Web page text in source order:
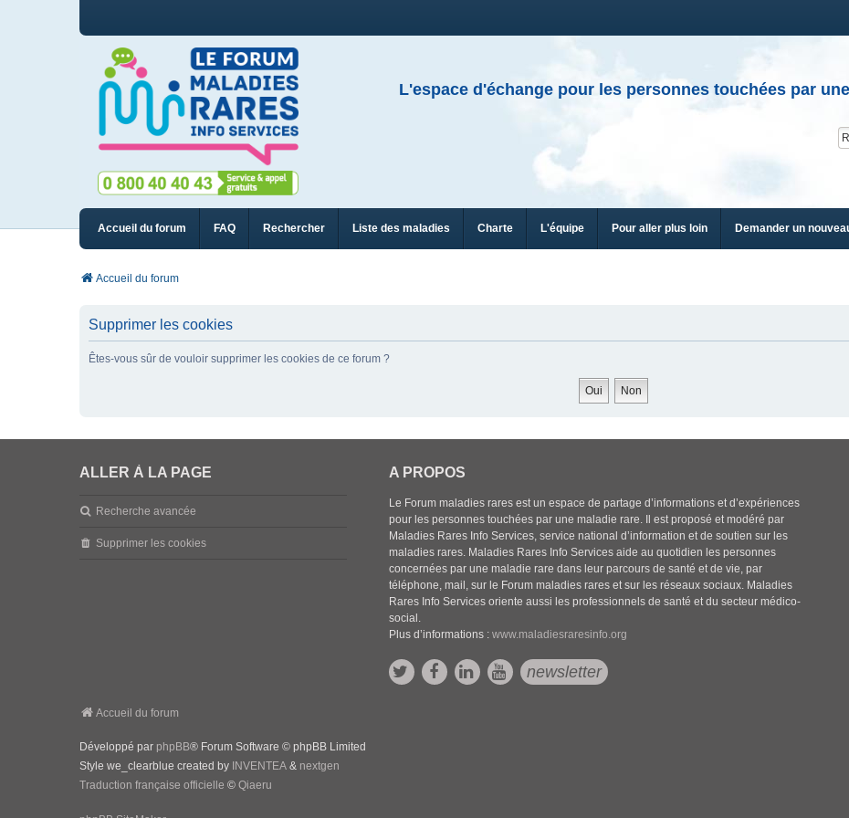
L'espace d'échange pour les personnes touchées par
Accueil du forum FAQ Rechercher Liste des maladies Charte L'équipe Pour aller plus loin Demander un
Accueil du forum
Supprimer les cookies
Êtes-vous sûr de vouloir supprimer les cookies de ce forum ?
ALLER À LA PAGE
Recherche avancée
Supprimer les cookies
A PROPOS
Le Forum maladies rares est un espace de partage d’informations et d’expériences
pour les personnes touchées par une maladie rare. Il est proposé et modéré par
Maladies Rares Info Services, service national d’information et de soutien sur les
maladies rares. Maladies Rares Info Services aide au quotidien les personnes
concernées par une maladie rare dans leur parcours de santé et de vie, par
téléphone, mail, sur le Forum maladies rares et sur les réseaux sociaux. Maladies
Rares Info Services oriente aussi les professionnels de santé et du secteur médico-
social.
Plus d’informations :www.maladiesraresinfo.org
newsletter
Accueil du forum
Développé par phpBB® Forum Software © phpBB Limited
Style we_clearblue created by INVENTEA & nextgen
Traduction française officielle © Qiaeru